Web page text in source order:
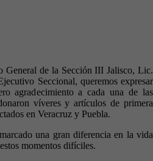
General de la Sección III Jalisco, Lic.
Seccional, queremos expresar
agradecimiento a cada una de las
víveres y artículos de primera
en Veracruz y Puebla.
una gran diferencia en la vida
momentos difíciles.